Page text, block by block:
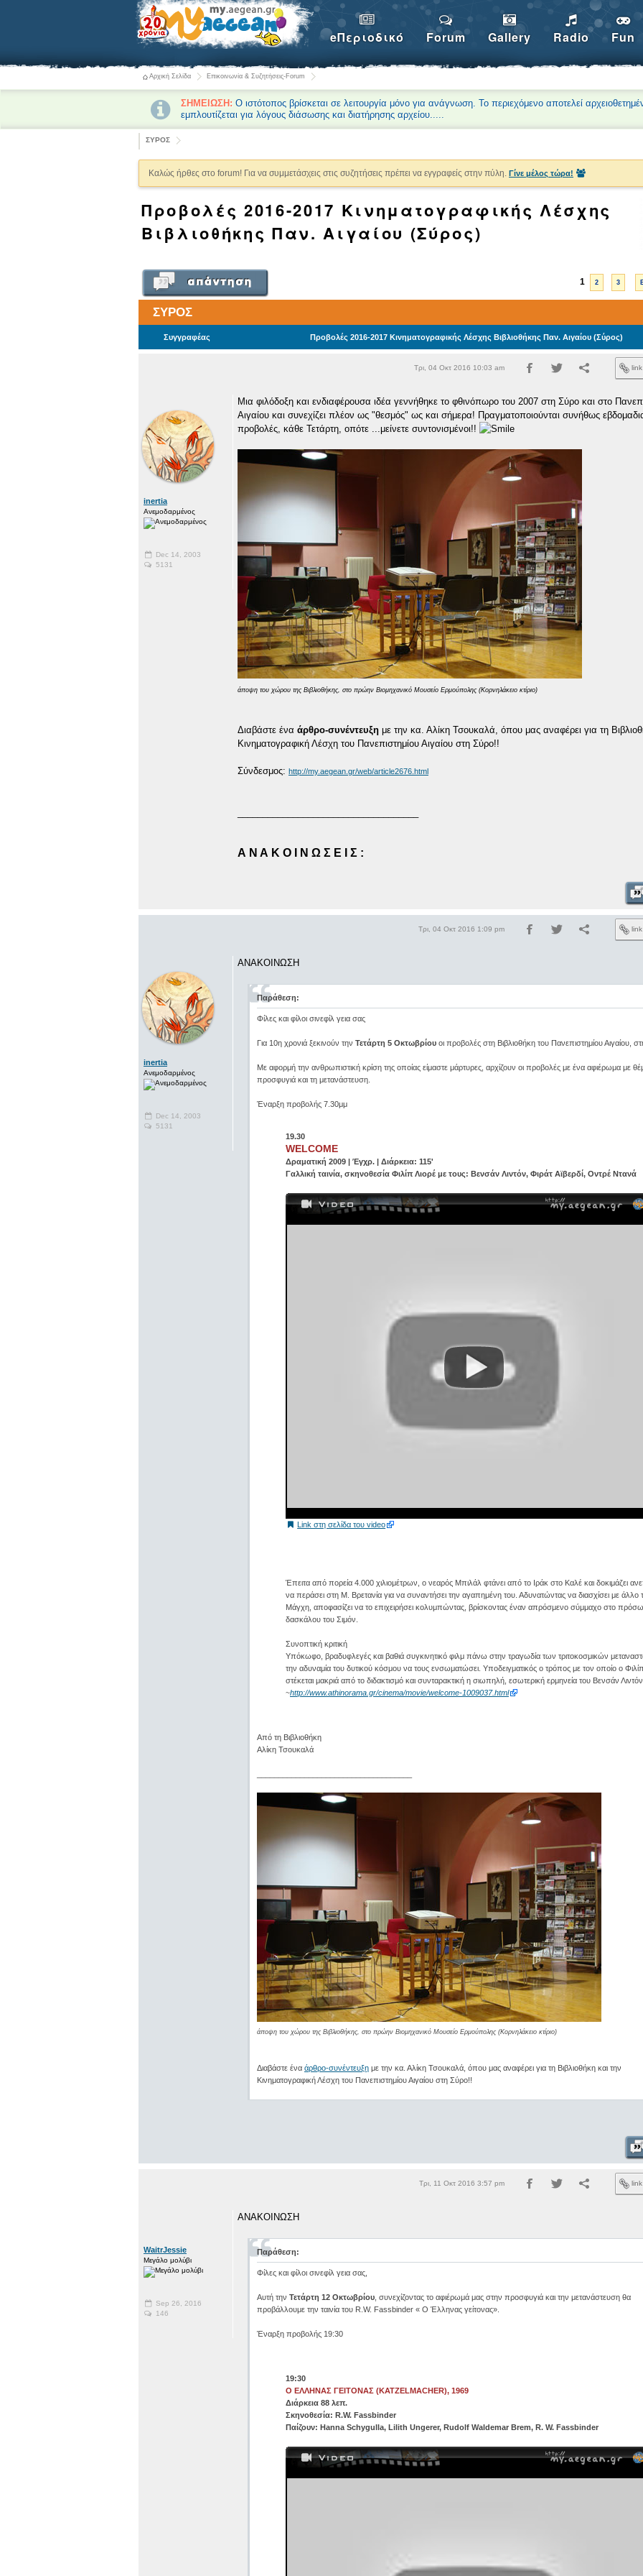
eΠεριοδικό Forum Gallery Radio Fun
Αρχική Σελίδα Επικοινωνία & Συζητήσεις-Forum
ΣΗΜΕΙΩΣΗ: Ο ιστότοπος βρίσκεται σε λειτουργία μόνο για ανάγνωση. Το περιεχόμενο αποτελεί
εμπλουτίζεται για λόγους διάσωσης και διατήρησης αρχείου.....
ΣΥΡΟΣ
Καλώς ήρθες στο forum! Για να συμμετάσχεις στις συζητήσεις πρέπει να εγγραφείς στην πύλη. Γίνε μέλος τώρα!
Προβολές 2016-2017 Κινηματογραφικής Λέσχης
Βιβλιοθήκης Παν. Αιγαίου (Σύρος)
1 2 3
ΣΥΡΟΣ
Συγγραφέας Προβολές 2016-2017 Κινηματογραφικής Λέσχης Βιβλιοθήκης Παν. Αιγαίου (Σύρος)
Τρι, 04 Οκτ 2016 10:03 am
inertia
Ανεμοδαρμένος
Dec 14, 2003
5131
Μια φιλόδοξη και ενδιαφέρουσα ιδέα γεννήθηκε το φθινόπωρο του 2007 στη Σύρο και στο
Αιγαίου και συνεχίζει πλέον ως "θεσμός" ως και σήμερα! Πραγματοποιούνται συνήθως
προβολές, κάθε Τετάρτη, οπότε ...μείνετε συντονισμένοι!!
άποψη του χώρου της Βιβλιοθήκης, στο πρώην Βιομηχανικό Μουσείο Ερμούπολης (Κορνηλάκειο κτίριο)
Διαβάστε ένα άρθρο-συνέντευξη με την κα. Αλίκη Τσουκαλά, όπου μας αναφέρει για τη
Κινηματογραφική Λέσχη του Πανεπιστημίου Αιγαίου στη Σύρο!!
Σύνδεσμος: http://my.aegean.gr/web/article2676.html
Α Ν Α Κ Ο Ι Ν Ω Σ Ε Ι Σ :
Τρι, 04 Οκτ 2016 1:09 pm
inertia
Ανεμοδαρμένος
Dec 14, 2003
5131
ΑΝΑΚΟΙΝΩΣΗ
Παράθεση:
Φίλες και φίλοι σινεφίλ γεια σας
Για 10η χρονιά ξεκινούν την Τετάρτη 5 Οκτωβρίου οι προβολές στη Βιβλιοθήκη του Πανεπιστημίου Αιγαίου,
Με αφορμή την ανθρωπιστική κρίση της οποίας είμαστε μάρτυρες, αρχίζουν οι προβολές με ένα αφιέρωμα με
προσφυγιά και τη μετανάστευση.
Έναρξη προβολής 7.30μμ
19.30
WELCOME
Δραματική 2009 | Έγχρ. | Διάρκεια: 115'
Γαλλική ταινία, σκηνοθεσία Φιλίπ Λιορέ με τους: Βενσάν Λιντόν, Φιράτ Αϊβερδί, Οντρέ Ντανά
Link στη σελίδα του video
Έπειτα από πορεία 4.000 χιλιομέτρων, ο νεαρός Μπιλάλ φτάνει από το Ιράκ στο Καλέ και δοκιμάζει
να περάσει στη Μ. Βρετανία για να συναντήσει την αγαπημένη του. Αδυνατώντας να διασχίσει με άλλο
Μάγχη, αποφασίζει να το επιχειρήσει κολυμπώντας, βρίσκοντας έναν απρόσμενο σύμμαχο στο
δασκάλου του Σιμόν.
Συνοπτική κριτική
Υπόκωφο, βραδυφλεγές και βαθιά συγκινητικό φιλμ πάνω στην τραγωδία των τριτοκοσμικών
την αδυναμία του δυτικού κόσμου να τους ενσωματώσει. Υποδειγματικός ο τρόπος με τον οποίο ο
στέκεται μακριά από το διδακτισμό και συνταρακτική η σιωπηλή, εσωτερική ερμηνεία του Βενσάν Λιντόν.
~http://www.athinorama.gr/cinema/movie/welcome-1009037.html
Από τη Βιβλιοθήκη
Αλίκη Τσουκαλά
άποψη του χώρου της Βιβλιοθήκης, στο πρώην Βιομηχανικό Μουσείο Ερμούπολης (Κορνηλάκειο κτίριο)
Διαβάστε ένα άρθρο-συνέντευξη με την κα. Αλίκη Τσουκαλά, όπου μας αναφέρει για τη Βιβλιοθήκη και την
Κινηματογραφική Λέσχη του Πανεπιστημίου Αιγαίου στη Σύρο!!
Τρι, 11 Οκτ 2016 3:57 pm
WaitrJessie
Μεγάλο μολύβι
Sep 26, 2016
146
ΑΝΑΚΟΙΝΩΣΗ
Παράθεση:
Φίλες και φίλοι σινεφίλ γεια σας,
Αυτή την Τετάρτη 12 Οκτωβρίου , συνεχίζοντας το αφιέρωμά μας στην προσφυγιά και την μετανάστευση θα
προβάλλουμε την ταινία του R.W. Fassbinder « Ο Έλληνας γείτονας».
Έναρξη προβολής 19:30
19:30
Ο ΕΛΛΗΝΑΣ ΓΕΙΤΟΝΑΣ (KATZELMACHER), 1969
Διάρκεια 88 λεπ.
Σκηνοθεσία: R.W. Fassbinder
Παίζουν: Hanna Schygulla, Lilith Ungerer, Rudolf Waldemar Brem, R. W. Fassbinder